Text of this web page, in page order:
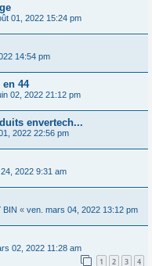
01, 2022 15:24 pm
14:54 pm
44
02, 2022 21:12 pm
envertech...
2022 22:56 pm
2022 9:31 am
BIN « ven. mars 04, 2022 13:12 pm
02, 2022 11:28 am
1 2 3 4